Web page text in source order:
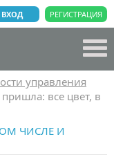
РЕГИСТРАЦИЯ
ВХОД
управления
все цвет, в
ЧИСЛЕ И